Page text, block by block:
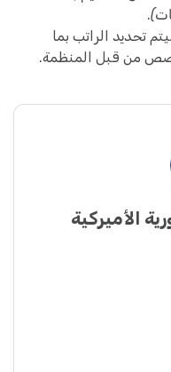
.
تحديد الراتب بما
من قبل المنظمة.
الأميركية